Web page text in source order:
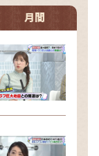
月間